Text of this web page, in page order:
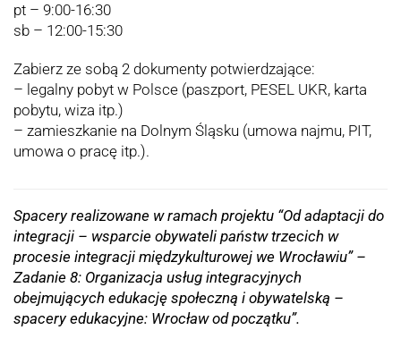
pt – 9:00-16:30
sb – 12:00-15:30
Zabierz ze sobą 2 dokumenty potwierdzające:
– legalny pobyt w Polsce (paszport, PESEL UKR, karta
pobytu, wiza itp.)
– zamieszkanie na Dolnym Śląsku (umowa najmu, PIT,
umowa o pracę itp.).
Spacery realizowane w ramach projektu “Od adaptacji do
integracji – wsparcie obywateli państw trzecich w
procesie integracji międzykulturowej we Wrocławiu” –
Zadanie 8: Organizacja usług integracyjnych
obejmujących edukację społeczną i obywatelską –
spacery edukacyjne: Wrocław od początku”.